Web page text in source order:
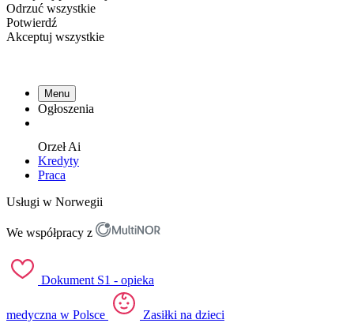
Odrzuć wszystkie
Potwierdź
Akceptuj wszystkie
Menu
Ogłoszenia
OrzełAi
Kredyty
Praca
Usługi w Norwegii
We współpracy z
Dokument S1 - opieka
medyczna w Polsce Zasiłki na dzieci